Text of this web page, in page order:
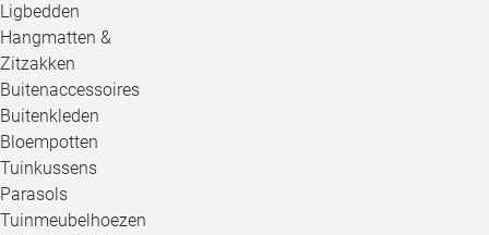
Ligbedden
Hangmatten &
Zitzakken
Buitenaccessoires
Buitenkleden
Bloempotten
Tuinkussens
Parasols
Tuinmeubelhoezen